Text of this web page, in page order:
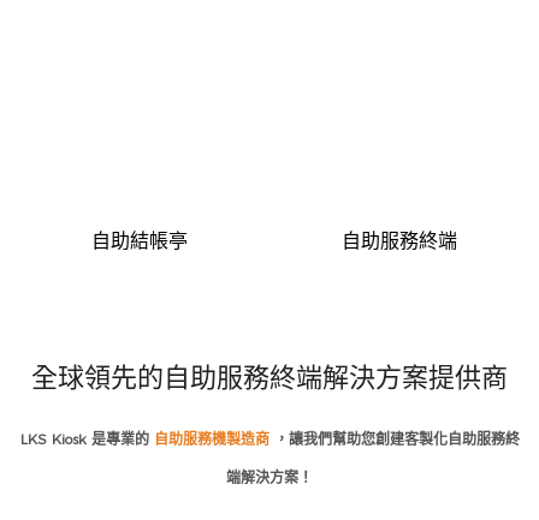
自助結帳亭 自助服務終端
全球領先的自助服務終端解決方案提供商
LKS Kiosk 是專業的 自助服務機製造商 ，讓我們幫助您創建客製化自助服務終
端解決方案！